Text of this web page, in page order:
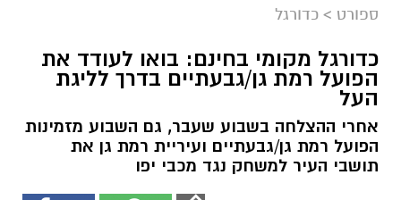
ספורט > כדורגל
כדורגל מקומי בחינם: בואו לעודד את
הפועל רמת גן/גבעתיים בדרך לליגת
העל
אחרי ההצלחה בשבוע שעבר, גם השבוע מזמינות
הפועל רמת גן/גבעתיים ועיריית רמת גן את
תושבי העיר למשחק נגד מכבי יפו